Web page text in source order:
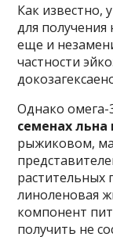
Как известно,
для
еще и
частности
Однако омега-
семенах
рыжиковом,
растительных
линоленовая
компонент
получить не